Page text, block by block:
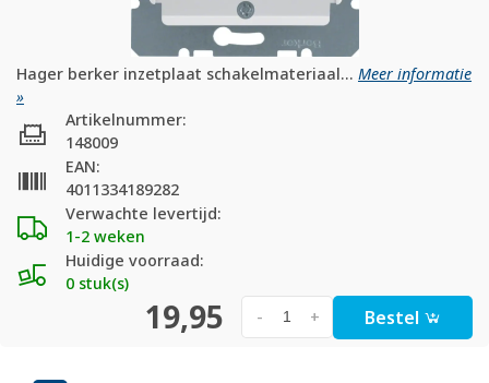
Hager berker inzetplaat schakelmateriaal... Meer informatie
»
Verwachte levertijd:
1-2 weken
Huidige voorraad:
0 stuk(s)
Artikelnummer:
148009
EAN:
4011334189282
19,95 +
- Bestel